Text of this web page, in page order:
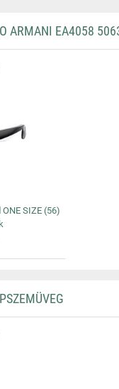
ARMANI EA4058
SIZE (56)